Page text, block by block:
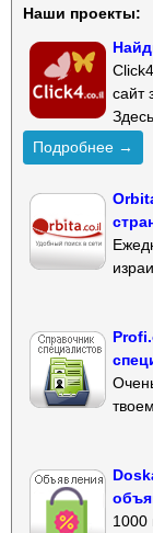
Наши проекты:
сайт
Подробнее →
1000